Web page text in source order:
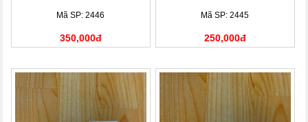
Mã SP: 2446
350,000đ
Mã SP: 2445
250,000đ